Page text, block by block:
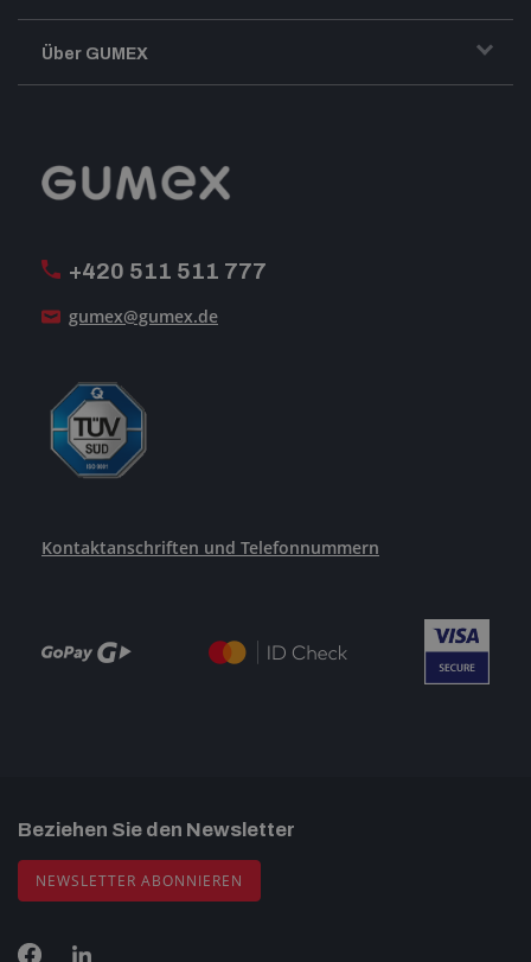
+420 511 511 777
gumex@gumex.de
Kontaktanschriften und Telefonnummern
Transport und Warenversand
Reklamation
Über GUMEX
GUMEX stellt sich vor
Beziehen Sie den Newsletter
NEWSLETTER ABONNIEREN